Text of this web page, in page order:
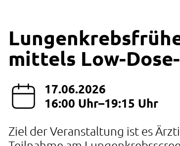
mittels Low-
17.06.2026
16:00 Uhr–19:15 Uhr
Ziel der Veranstaltung ist es